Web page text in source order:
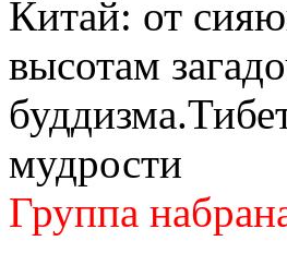
Китай: от
высотам
мудрости
Группа